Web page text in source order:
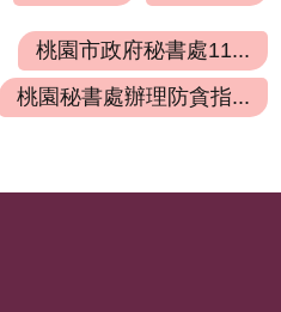
桃園市政府秘書處11...
桃園秘書處辦理防貪指...